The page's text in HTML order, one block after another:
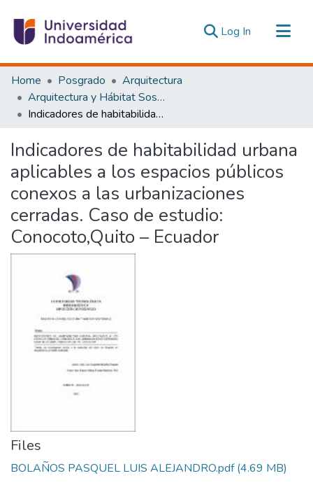
Log In (current)
Communities & Collections
All of DSpace
Statistics
Home Posgrado
Arquitectura
Arquitectura y Hábitat Sostenible
Indicadores de habitabilidad urbana aplicables a los espacios públicos conexos a las urbanizaciones cerradas. Caso de estudio: Conocoto,Quito – Ecuador
Indicadores de habitabilidad urbana
aplicables a los espacios públicos
conexos a las urbanizaciones
cerradas. Caso de estudio:
Conocoto,Quito – Ecuador
Files
BOLAÑOS PASQUEL LUIS ALEJANDRO.pdf(4.69 MB)